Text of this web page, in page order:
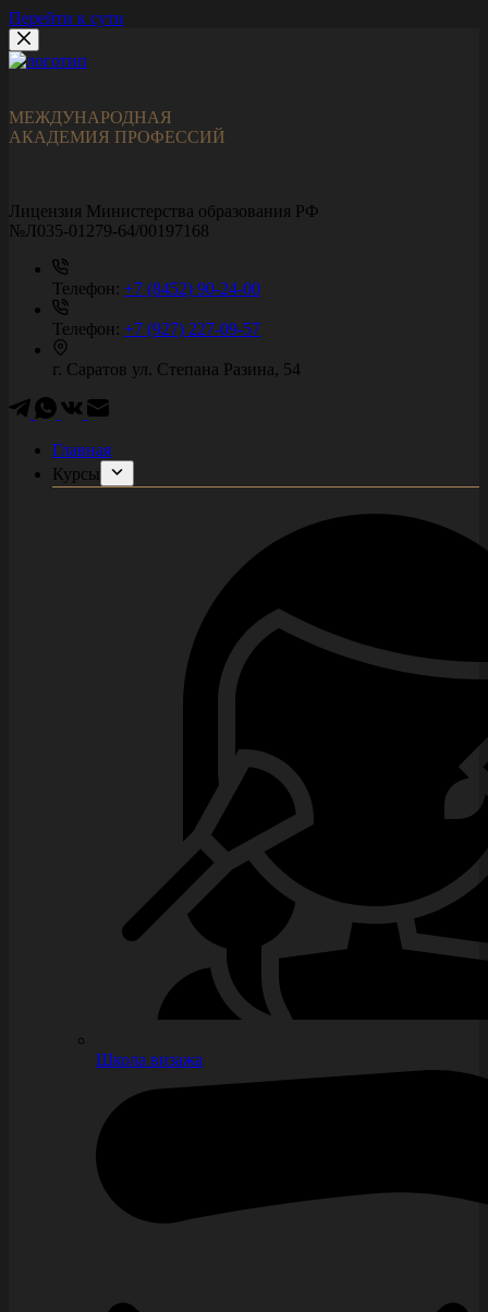
Перейти к сути
МЕЖДУНАРОДНАЯ
АКАДЕМИЯ ПРОФЕССИЙ
Лицензия Министерства образования РФ
№Л035-01279-64/00197168
Телефон: +7 (8452) 90-24-00
Телефон: +7 (927) 227-09-57
г. Саратов ул. Степана Разина, 54
Главная
Курсы
Школа визажа